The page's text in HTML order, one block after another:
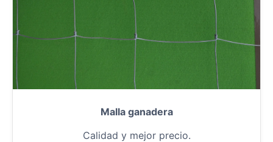
Malla ganadera
Calidad y mejor precio.